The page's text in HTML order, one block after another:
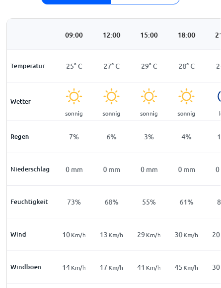
09:00 12:00 15:00 18:00
Temperatur
23°C 25°C 27°C 29°C 28°C
Wetter
sonnig sonnig sonnig sonnig
Regen 7% 6% 3% 4%
Niederschlag
0mm 0 mm 0 mm 0 mm 0 mm 0
Feuchtigkeit
79% 73% 68% 55% 61%
Wind 10Km/h 13 Km/h 29 Km/h 30Km/h 20
Windböen
5Km/h 14Km/h 17 Km/h 41 Km/h 45 Km/h 30